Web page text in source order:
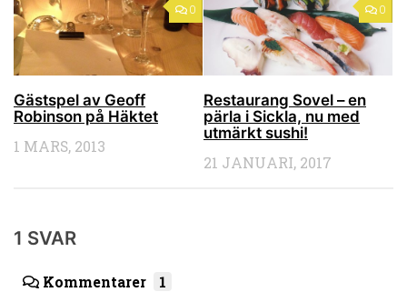
0
Gästspel av Geoff
Robinson på Häktet
1 MARS, 2013
0
Restaurang Sovel – en
pärla i Sickla, nu med
utmärkt sushi!
21 JANUARI, 2017
1 SVAR
Kommentarer
1